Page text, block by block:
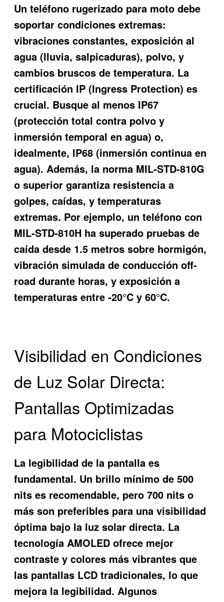
Unteléfono rugerizado para moto debe
soportar condiciones extremas:
vibraciones constantes, exposición al
agua (lluvia, salpicaduras), polvo, y
cambios bruscos de temperatura. La
certificación IP (Ingress Protection) es
crucial. Busque al menos IP67
(protección total contra polvo y
inmersión temporal en agua) o,
idealmente, IP68 (inmersión continua en
agua). Además, la norma MIL-STD-810G
o superior garantiza resistencia a
golpes, caídas, y temperaturas
extremas. Por ejemplo, un teléfono con
MIL-STD-810H ha superado pruebas de
caída desde 1.5 metros sobre hormigón,
vibración simulada de conducción off-
road durante horas, y exposición a
temperaturas entre -20°C y 60°C.
Visibilidad en Condiciones
de Luz Solar Directa:
Pantallas Optimizadas
para Motociclistas
La legibilidad de la pantalla es
fundamental. Un brillo mínimo de 500
nits es recomendable, pero 700 nits o
más son preferibles para una visibilidad
óptima bajo la luz solar directa. La
tecnología AMOLED ofrece mejor
contraste y colores más vibrantes que
las pantallas LCD tradicionales, lo que
mejora la legibilidad. Algunos